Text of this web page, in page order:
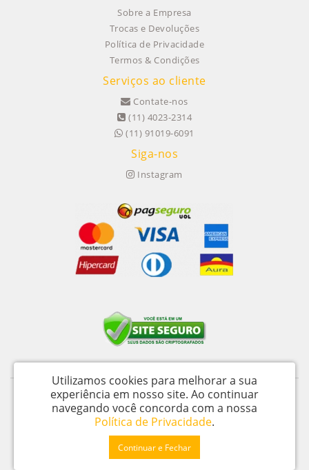
Sobre a Empresa
Trocas e Devoluções
Política de Privacidade
Termos & Condições
Serviços ao cliente
Contate-nos
(11) 4023-2314
(11) 91019-6091
Siga-nos
Instagram
Itu Trailers Ltda - CNPJ: 62.043.518/0001-60
Av Jose de Oliveira, n 145 - Jardim Oliveira - Itu – SP - CEP 13312 020
Ekipa Trailer © 2026
Utilizamos cookies para melhorar a sua
experiência em nosso site. Ao continuar
navegando você concorda com a nossa
Política de Privacidade.
Continuar e Fechar